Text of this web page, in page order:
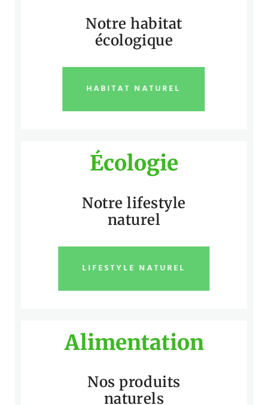
Notre habitat
écologique
HABITAT NATUREL
Écologie
Notre lifestyle
naturel
LIFESTYLE NATUREL
Alimentation
Nos produits
naturels